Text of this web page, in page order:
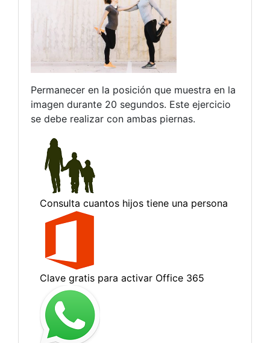
Permanecer en la posición que muestra en la
imagen durante 20 segundos. Este ejercicio
se debe realizar con ambas piernas.